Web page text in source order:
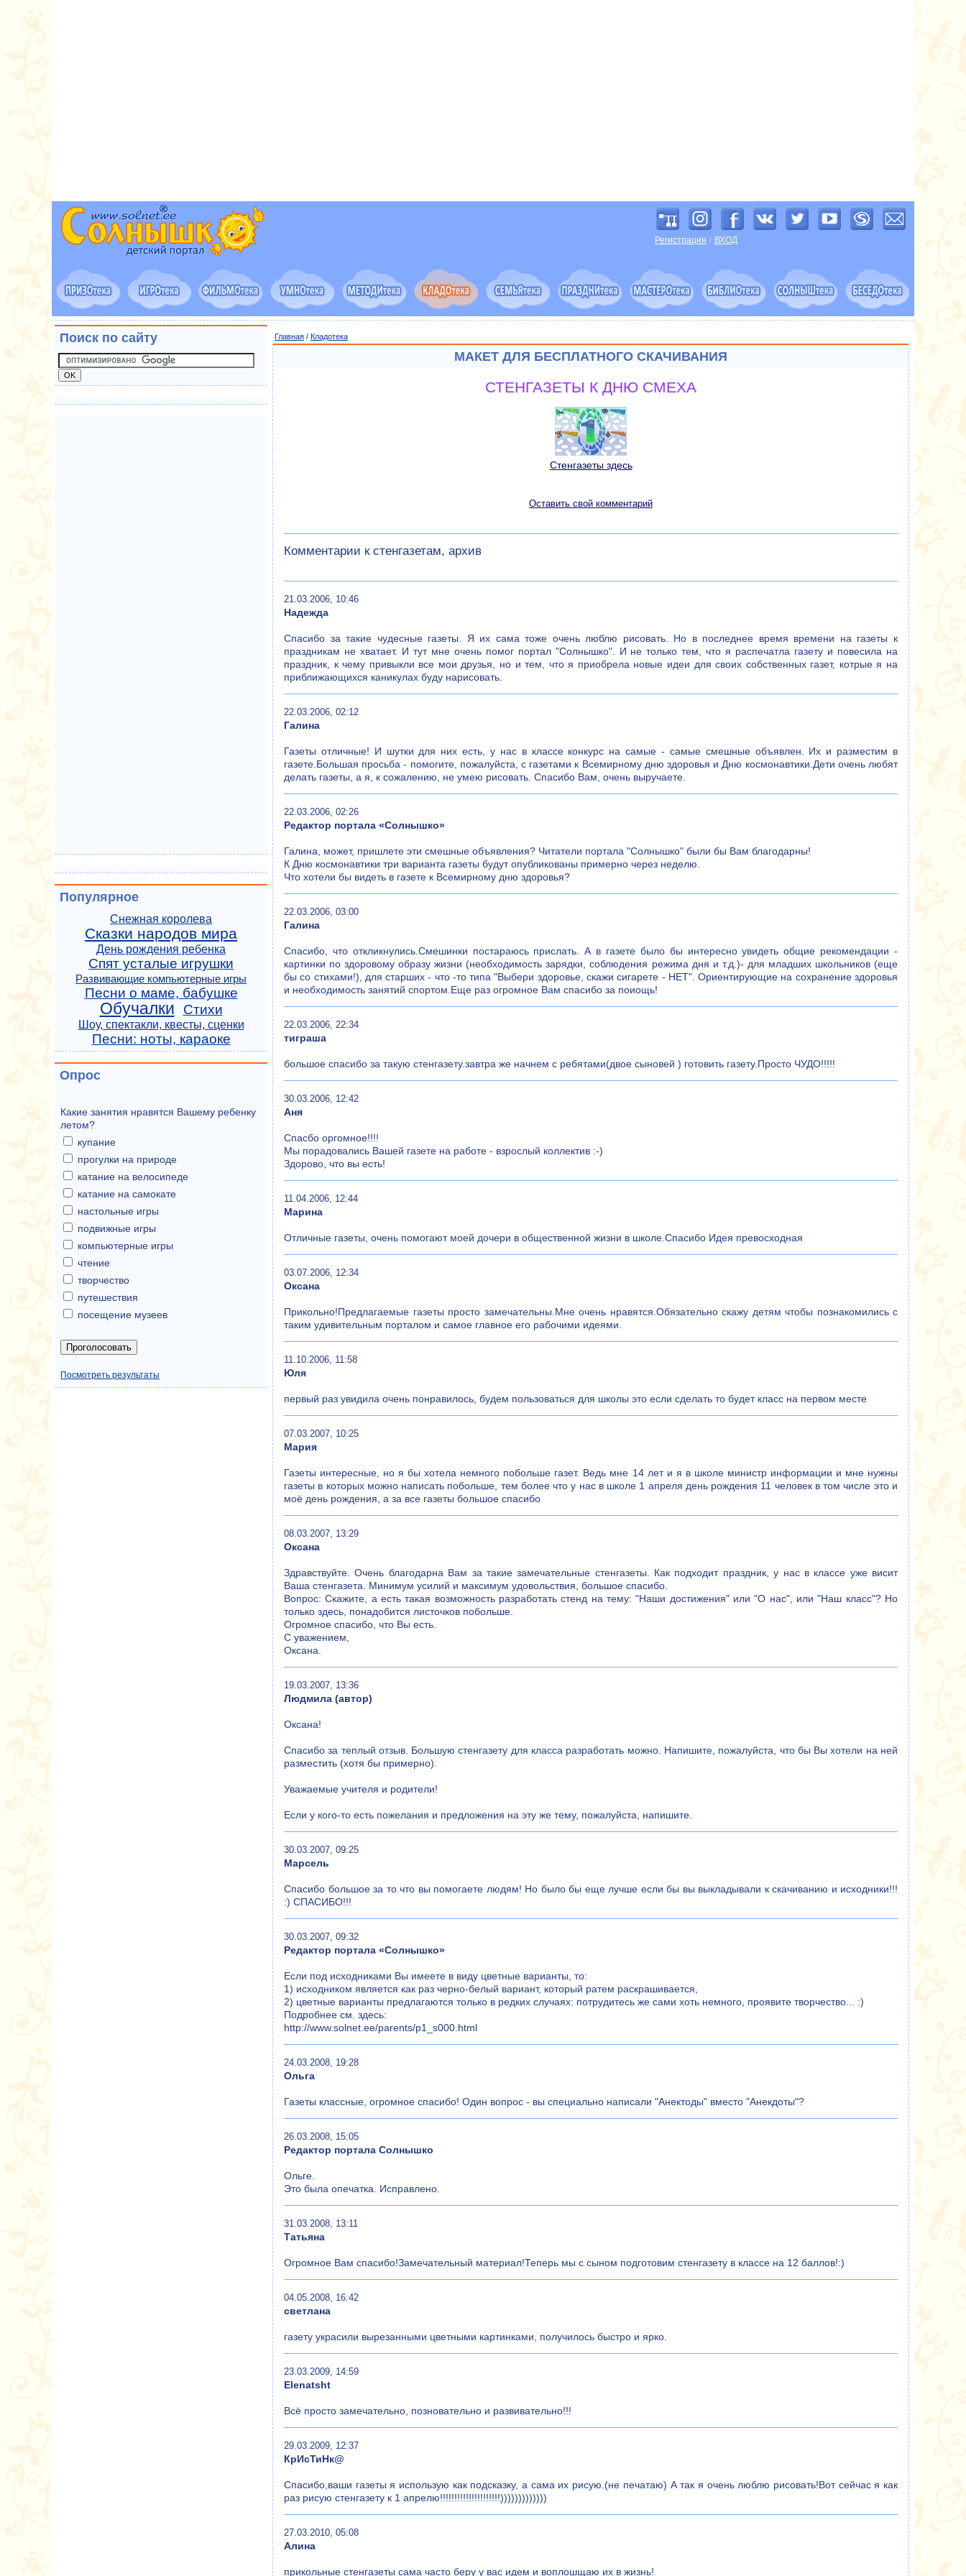
Регистрация / ВХОД
Главная / Кладотека
МАКЕТ ДЛЯ БЕСПЛАТНОГО СКАЧИВАНИЯ
СТЕНГАЗЕТЫ К ДНЮ СМЕХА
Стенгазеты здесь
Оставить свой комментарий
Комментарии к стенгазетам, архив
21.03.2006, 10:46
Надежда
Спасибо за такие чудесные газеты. Я их сама тоже очень люблю рисовать. Но в последнее время времени на газеты к
праздникам не хватает. И тут мне очень помог портал "Солнышко". И не только тем, что я распечатла газету и повесила на
праздник, к чему привыкли все мои друзья, но и тем, что я приобрела новые идеи для своих собственных газет, котрые я на
приближающихся каникулах буду нарисовать.
22.03.2006, 02:12
Галина
Газеты отличные! И шутки для них есть, у нас в классе конкурс на самые - самые смешные объявлен. Их и разместим в
газете.Большая просьба - помогите, пожалуйста, с газетами к Всемирному дню здоровья и Дню космонавтики.Дети очень любят
делать газеты, а я, к сожалению, не умею рисовать. Спасибо Вам, очень выручаете.
22.03.2006, 02:26
Редактор портала «Солнышко»
Галина, может, пришлете эти смешные объявления? Читатели портала "Солнышко" были бы Вам благодарны!
К Дню космонавтики три варианта газеты будут опубликованы примерно через неделю.
Что хотели бы видеть в газете к Всемирному дню здоровья?
22.03.2006, 03:00
Галина
Спасибо, что откликнулись.Смешинки постараюсь прислать. А в газете было бы интересно увидеть общие рекомендации -
картинки по здоровому образу жизни (необходимость зарядки, соблюдения режима дня и т.д.)- для младших школьников (еще
бы со стихами!), для старших - что -то типа "Выбери здоровье, скажи сигарете - НЕТ". Ориентирующие на сохранение здоровья
и необходимость занятий спортом.Еще раз огромное Вам спасибо за поиощь!
22.03.2006, 22:34
тиграша
большое спасибо за такую стенгазету.завтра же начнем с ребятами(двое сыновей ) готовить газету.Просто ЧУДО!!!!!
30.03.2006, 12:42
Аня
Спасбо оргомное!!!!
Мы порадовались Вашей газете на работе - взрослый коллектив :-)
Здорово, что вы есть!
11.04.2006, 12:44
Марина
Отличные газеты, очень помогают моей дочери в общественной жизни в школе.Спасибо Идея превосходная
03.07.2006, 12:34
Оксана
Прикольно!Предлагаемые газеты просто замечательны.Мне очень нравятся.Обязательно скажу детям чтобы познакомились с
таким удивительным порталом и самое главное его рабочими идеями.
11.10.2006, 11:58
Юля
первый раз увидила очень понравилось, будем пользоваться для школы это если сделать то будет класс на первом месте
07.03.2007, 10:25
Мария
Газеты интересные, но я бы хотела немного побольше газет. Ведь мне 14 лет и я в школе министр информации и мне нужны
газеты в которых можно написать побольше, тем более что у нас в школе 1 апреля день рождения 11 человек в том числе это и
моё день рождения, а за все газеты большое спасибо
08.03.2007, 13:29
Оксана
Здравствуйте. Очень благодарна Вам за такие замечательные стенгазеты. Как подходит праздник, у нас в классе уже висит
Ваша стенгазета. Минимум усилий и максимум удовольствия, большое спасибо.
Вопрос: Скажите, а есть такая возможность разработать стенд на тему: "Наши достижения" или "О нас", или "Наш класс"? Но
только здесь, понадобится листочков побольше.
Огромное спасибо, что Вы есть.
С уважением,
Оксана.
19.03.2007, 13:36
Людмила (автор)
Оксана!
Спасибо за теплый отзыв. Большую стенгазету для класса разработать можно. Напишите, пожалуйста, что бы Вы хотели на ней
разместить (хотя бы примерно).
Уважаемые учителя и родители!
Если у кого-то есть пожелания и предложения на эту же тему, пожалуйста, напишите.
30.03.2007, 09:25
Марсель
Спасибо большое за то что вы помогаете людям! Но было бы еще лучше если бы вы выкладывали к скачиванию и исходники!!!
:) СПАСИБО!!!
30.03.2007, 09:32
Редактор портала «Солнышко»
Если под исходниками Вы имеете в виду цветные варианты, то:
1) исходником является как раз черно-белый вариант, который ратем раскрашивается,
2) цветные варианты предлагаются только в редких случаях: потрудитесь же сами хоть немного, проявите творчество... :)
Подробнее см. здесь:
http://www.solnet.ee/parents/p1_s000.html
24.03.2008, 19:28
Ольга
Газеты классные, огромное спасибо! Один вопрос - вы специально написали "Анектоды" вместо "Анекдоты"?
26.03.2008, 15:05
Редактор портала Солнышко
Ольге.
Это была опечатка. Исправлено.
31.03.2008, 13:11
Татьяна
Огромное Вам спасибо!Замечательный материал!Теперь мы с сыном подготовим стенгазету в классе на 12 баллов!:)
04.05.2008, 16:42
светлана
газету украсили вырезанными цветными картинками, получилось быстро и ярко.
23.03.2009, 14:59
Elenatsht
Всё просто замечательно, позновательно и развивательно!!!
29.03.2009, 12:37
КрИсТиНк@
Спасибо,ваши газеты я использую как подсказку, а сама их рисую.(не печатаю) А так я очень люблю рисовать!Вот сейчас я как
раз рисую стенгазету к 1 апрелю!!!!!!!!!!!!!!!!!!!!!)))))))))))))
27.03.2010, 05:08
Алина
прикольные стенгазеты сама часто беру у вас идем и воплошщаю их в жизнь!
Поиск по сайту
Популярное
Снежная королева
Сказки народов мира
День рождения ребенка
Спят усталые игрушки
Развивающие компьютерные игры
Песни о маме, бабушке
Обучалки Стихи
Шоу, спектакли, квесты, сценки
Песни: ноты, караоке
Опрос
Какие занятия нравятся Вашему ребенку
летом?
купание
прогулки на природе
катание на велосипеде
катание на самокате
настольные игры
подвижные игры
компьютерные игры
чтение
творчество
путешествия
посещение музеев
Посмотреть результаты